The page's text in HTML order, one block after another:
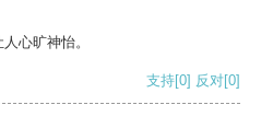
心旷神怡。
支持[0] 反对[0]